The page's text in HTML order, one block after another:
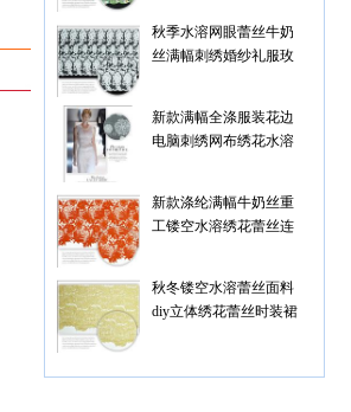
秋季水溶网眼蕾丝牛奶
丝满幅刺绣婚纱礼服玫
新款满幅全涤服装花边
电脑刺绣网布绣花水溶
新款涤纶满幅牛奶丝重
工镂空水溶绣花蕾丝连
秋冬镂空水溶蕾丝面料
diy立体绣花蕾丝时装裙